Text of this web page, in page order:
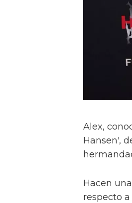
Alex,
Hansen',
Hacen
respecto